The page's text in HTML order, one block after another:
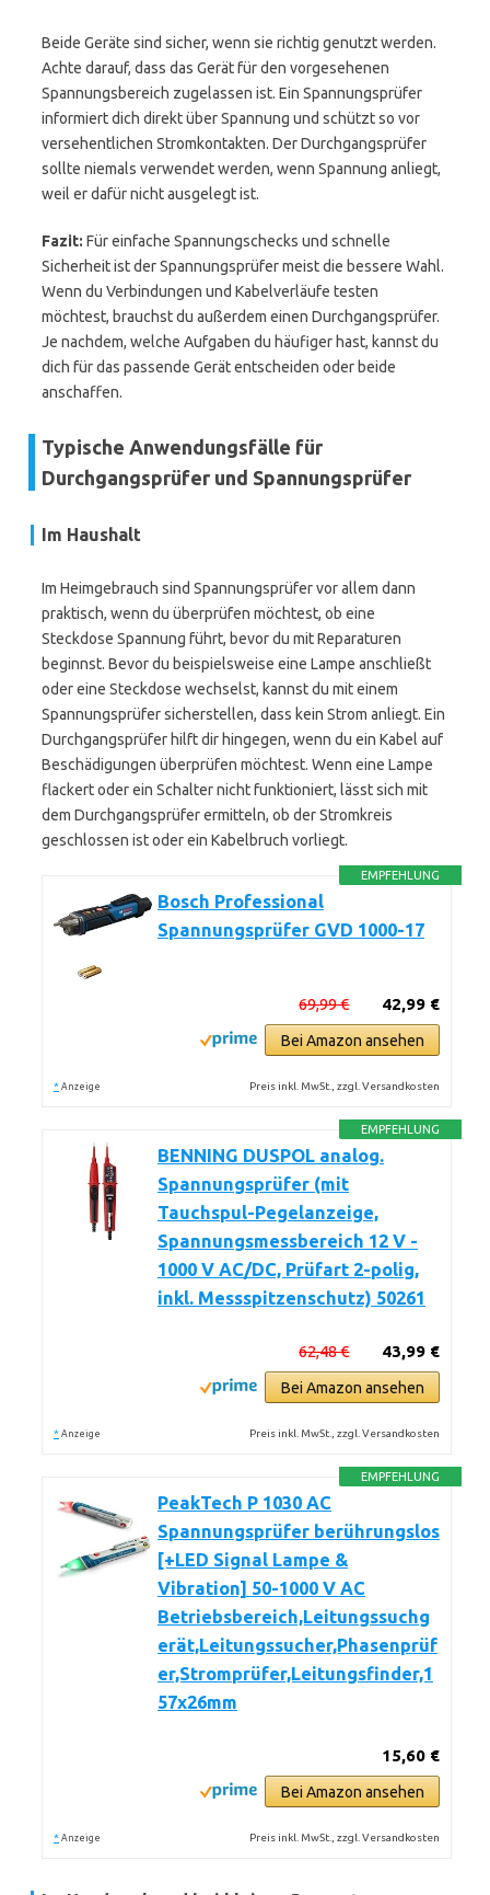
Beide Geräte sind sicher, wenn sie richtig genutzt werden.
Achte darauf, dass das Gerät für den vorgesehenen
Spannungsbereich zugelassen ist. Ein Spannungsprüfer
informiert dich direkt über Spannung und schützt so vor
versehentlichen Stromkontakten. Der Durchgangsprüfer
sollte niemals verwendet werden, wenn Spannung anliegt,
weil er dafür nicht ausgelegt ist.
Fazit: Für einfache Spannungschecks und schnelle
Sicherheit ist der Spannungsprüfer meist die bessere Wahl.
Wenn du Verbindungen und Kabelverläufe testen
möchtest, brauchst du außerdem einen Durchgangsprüfer.
Je nachdem, welche Aufgaben du häufiger hast, kannst du
dich für das passende Gerät entscheiden oder beide
anschaffen.
Typische Anwendungsfälle für
Durchgangsprüfer und Spannungsprüfer
Im Haushalt
Im Heimgebrauch sind Spannungsprüfer vor allem dann
praktisch, wenn du überprüfen möchtest, ob eine
Steckdose Spannung führt, bevor du mit Reparaturen
beginnst. Bevor du beispielsweise eine Lampe anschließt
oder eine Steckdose wechselst, kannst du mit einem
Spannungsprüfer sicherstellen, dass kein Strom anliegt. Ein
Durchgangsprüfer hilft dir hingegen, wenn du ein Kabel auf
Beschädigungen überprüfen möchtest. Wenn eine Lampe
flackert oder ein Schalter nicht funktioniert, lässt sich mit
dem Durchgangsprüfer ermitteln, ob der Stromkreis
geschlossen ist oder ein Kabelbruch vorliegt.
EMPFEHLUNG
Bosch Professional
Spannungsprüfer GVD 1000-17
42,99 €
69,99 €
Bei Amazon ansehen
* Anzeige Preis inkl. MwSt., zzgl. Versandkosten
EMPFEHLUNG
BENNING DUSPOL analog.
Spannungsprüfer (mit
Tauchspul-Pegelanzeige,
Spannungsmessbereich 12 V -
1000 V AC/DC, Prüfart 2-polig,
inkl. Messspitzenschutz) 50261
43,99 €
62,48 €
Bei Amazon ansehen
* Anzeige Preis inkl. MwSt., zzgl. Versandkosten
EMPFEHLUNG
PeakTech P 1030 AC
Spannungsprüfer berührungslos
[+LED Signal Lampe &
Vibration] 50-1000 V AC
Betriebsbereich,Leitungssuchg
erät,Leitungssucher,Phasenprüf
er,Stromprüfer,Leitungsfinder,1
57x26mm
15,60 €
Bei Amazon ansehen
* Anzeige Preis inkl. MwSt., zzgl. Versandkosten